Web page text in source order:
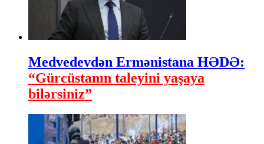
Medvedevdən Ermənistana HƏDƏ:
“Gürcüstanın taleyini yaşaya
bilərsiniz”